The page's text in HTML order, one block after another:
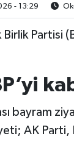
- 13:29
Partisi
bayram
AK